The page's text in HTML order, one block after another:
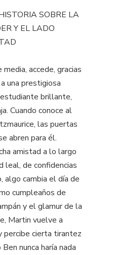
SOBRE LA
Y EL LADO
accede, gracias
una prestigiosa
brillante,
Cuando conoce al
las puertas
abren para él.
amistad a lo largo
leal, de confidencias
algo cambia el día de
cumpleaños de
y el glamur de la
Martin vuelve a
percibe cierta tirantez
nunca haría nada